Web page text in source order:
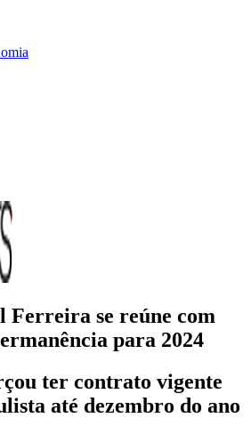
Ferreira se reúne com
para 2024
ter contrato vigente
até dezembro do ano